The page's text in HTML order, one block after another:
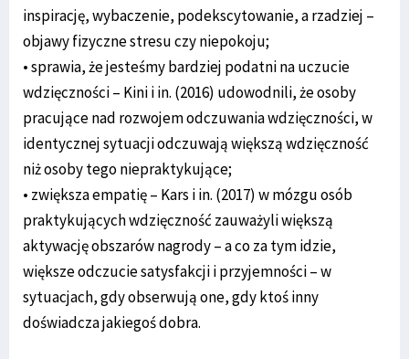
inspirację, wybaczenie, podekscytowanie, a rzadziej –
objawy fizyczne stresu czy niepokoju;
• sprawia, że jesteśmy bardziej podatni na uczucie
wdzięczności – Kini i in. (2016) udowodnili, że osoby
pracujące nad rozwojem odczuwania wdzięczności, w
identycznej sytuacji odczuwają większą wdzięczność
niż osoby tego niepraktykujące;
• zwiększa empatię – Kars i in. (2017) w mózgu osób
praktykujących wdzięczność zauważyli większą
aktywację obszarów nagrody – a co za tym idzie,
większe odczucie satysfakcji i przyjemności – w
sytuacjach, gdy obserwują one, gdy ktoś inny
doświadcza jakiegoś dobra.